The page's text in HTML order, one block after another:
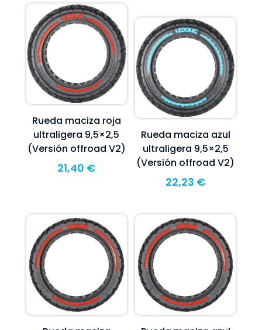
Rueda maciza roja
ultraligera 9,5×2,5
(Versión offroad V2)
21,40 €
Rueda maciza azul
ultraligera 9,5×2,5
(Versión offroad V2)
22,23 €